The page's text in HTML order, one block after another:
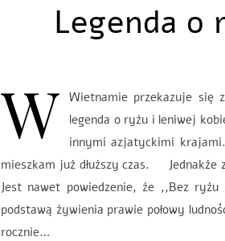
Legenda
W Wietnamie przekazuje się
legenda o ryżu i leniwej
innymi azjatyckimi
mieszkam już dłuższy czas. Jednakże
Jest nawet powiedzenie, że ,,Bez
podstawą żywienia prawie połowy
rocznie…